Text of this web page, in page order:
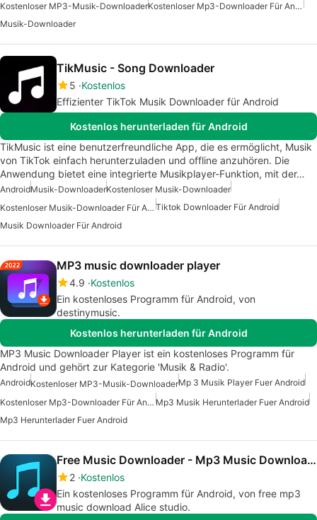
Kostenloser MP3-Musik-Downloader
Kostenloser Mp3-Downloader Für Android
Musik-Downloader
TikMusic - Song Downloader
5 Kostenlos
Effizienter TikTok Musik Downloader für Android
Kostenlos herunterladen für Android
TikMusic ist eine benutzerfreundliche App, die es ermöglicht, Musik
von TikTok einfach herunterzuladen und offline anzuhören. Die
Anwendung bietet eine integrierte Musikplayer-Funktion, mit der…
AndroidMusik-DownloaderKostenloser Musik-Downloader
Kostenloser Musik-Downloader Für Android Tiktok Downloader Für Android
Musik Downloader Für Android
MP3 music downloader player
4.9 Kostenlos
Ein kostenloses Programm für Android, von
destinymusic.
Kostenlos herunterladen für Android
MP3 Music Downloader Player ist ein kostenloses Programm für
Android und gehört zur Kategorie 'Musik & Radio'.
AndroidKostenloser MP3-Musik-DownloaderMp 3 Musik Player Fuer Android
Kostenloser Mp3-Downloader Für Android Mp3 Musik Herunterlader Fuer Android
Mp3 Herunterlader Fuer Android
Free Music Downloader - Mp3 Music Download Player
2 Kostenlos
Ein kostenloses Programm für Android, von free mp3
music download Alice studio.